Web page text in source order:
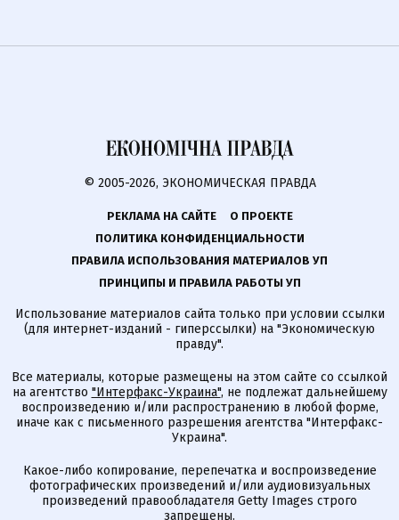
© 2005-2026, ЭКОНОМИЧЕСКАЯ ПРАВДА
РЕКЛАМА НА САЙТЕ
О ПРОЕКТЕ
ПОЛИТИКА КОНФИДЕНЦИАЛЬНОСТИ
ПРАВИЛА ИСПОЛЬЗОВАНИЯ МАТЕРИАЛОВ УП
ПРИНЦИПЫ И ПРАВИЛА РАБОТЫ УП
Использование материалов сайта только при условии ссылки
(для интернет-изданий - гиперссылки) на "Экономическую
правду".
Все материалы, которые размещены на этом сайте со ссылкой
на агентство "Интерфакс-Украина", не подлежат дальнейшему
воспроизведению и/или распространению в любой форме,
иначе как с письменного разрешения агентства "Интерфакс-
Украина".
Какое-либо копирование, перепечатка и воспроизведение
фотографических произведений и/или аудиовизуальных
произведений правообладателя Getty Images строго
запрещены.